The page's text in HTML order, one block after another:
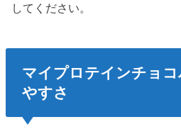
してください。
マイプロテインチョ
やすさ